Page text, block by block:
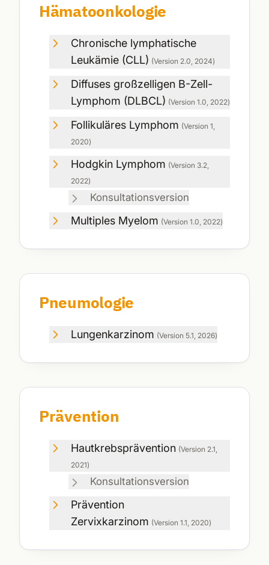
Hämatoonkologie
Chronische lymphatische
Leukämie (CLL) (Version 2.0, 2024)
Diffuses großzelligen B-Zell-
Lymphom (DLBCL) (Version 1.0, 2022)
Follikuläres Lymphom (Version 1,
2020)
Hodgkin Lymphom (Version 3.2,
2022)
Konsultationsversion
Multiples Myelom (Version 1.0, 2022)
Pneumologie
Lungenkarzinom (Version 5.1, 2026)
Prävention
Hautkrebsprävention (Version 2.1,
2021)
Konsultationsversion
Prävention
Zervixkarzinom (Version 1.1, 2020)